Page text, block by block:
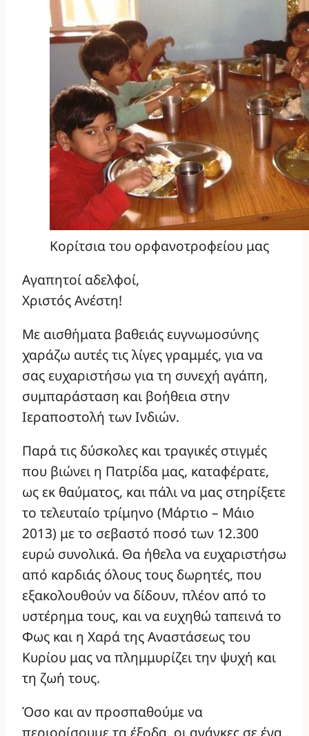
Κορίτσια του ορφανοτροφείου μας
Αγαπητοί αδελφοί,
Χριστός Ανέστη!
Με αισθήματα βαθειάς ευγνωμοσύνης
χαράζω αυτές τις λίγες γραμμές, για να
σας ευχαριστήσω για τη συνεχή αγάπη,
συμπαράσταση και βοήθεια στην
Ιεραποστολή των Ινδιών.
Παρά τις δύσκολες και τραγικές στιγμές
που βιώνει η Πατρίδα μας, καταφέρατε,
ως εκ θαύματος, και πάλι να μας στηρίξετε
το τελευταίο τρίμηνο (Μάρτιο – Μάιο
2013) με το σεβαστό ποσό των 12.300
ευρώ συνολικά. Θα ήθελα να ευχαριστήσω
από καρδιάς όλους τους δωρητές, που
εξακολουθούν να δίδουν, πλέον από το
υστέρημα τους, και να ευχηθώ ταπεινά το
Φως και η Χαρά της Αναστάσεως του
Κυρίου μας να πλημμυρίζει την ψυχή και
τη ζωή τους.
Όσο και αν προσπαθούμε να